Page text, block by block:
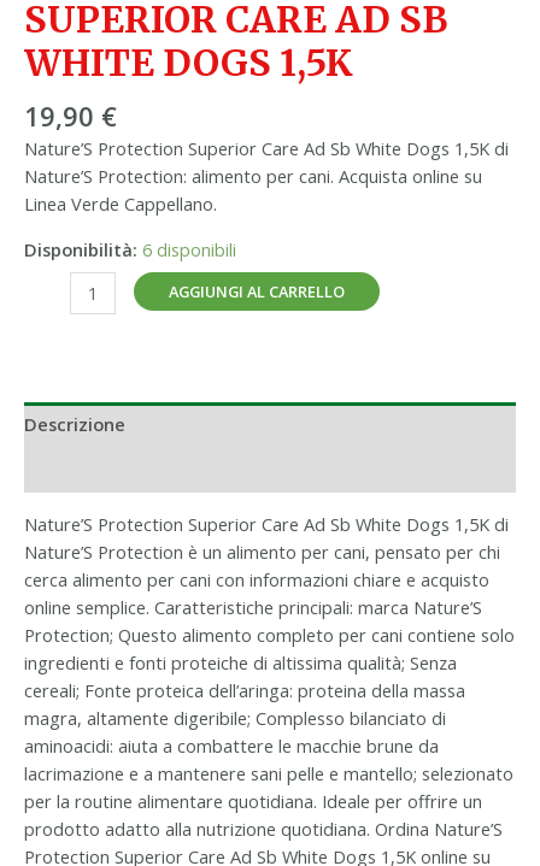
SUPERIOR CARE AD SB
WHITE DOGS 1,5K
19,90 €
Nature’S Protection Superior Care Ad Sb White Dogs 1,5K di
Nature’S Protection: alimento per cani. Acquista online su
Linea Verde Cappellano.
Disponibilità: 6 disponibili
AGGIUNGI AL CARRELLO
Descrizione
Nature’S Protection Superior Care Ad Sb White Dogs 1,5K di
Nature’S Protection è un alimento per cani, pensato per chi
cerca alimento per cani con informazioni chiare e acquisto
online semplice. Caratteristiche principali: marca Nature’S
Protection; Questo alimento completo per cani contiene solo
ingredienti e fonti proteiche di altissima qualità; Senza
cereali; Fonte proteica dell’aringa: proteina della massa
magra, altamente digeribile; Complesso bilanciato di
aminoacidi: aiuta a combattere le macchie brune da
lacrimazione e a mantenere sani pelle e mantello; selezionato
per la routine alimentare quotidiana. Ideale per offrire un
prodotto adatto alla nutrizione quotidiana. Ordina Nature’S
Protection Superior Care Ad Sb White Dogs 1,5K online su